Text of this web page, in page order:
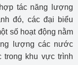
tác năng lượng
đó, các đại biểu
số hoạt động nằm
lượng các nước
khu vực trình